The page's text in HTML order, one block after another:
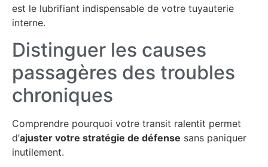
est le lubrifiant indispensable de votre tuyauterie
interne.
Distinguer les causes
passagères des troubles
chroniques
Comprendre pourquoi votre transit ralentit permet
d’ajuster votre stratégie de défense sans paniquer
inutilement.